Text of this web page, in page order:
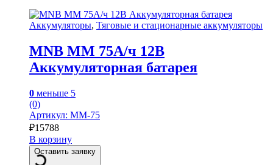
Аккумуляторы, Тяговые и стационарные аккумуляторы
MNB MM 75А/ч 12В
Аккумуляторная батарея
0 меньше 5
(0)
Артикул: MM-75
₽15788
В корзину
Оставить заявку